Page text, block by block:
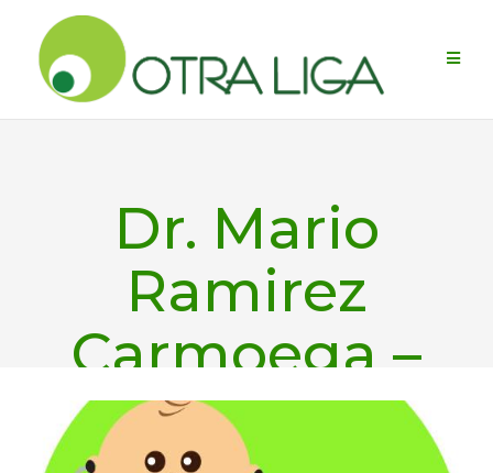
content
Dr. Mario
Ramirez
Carmoega –
126K followers